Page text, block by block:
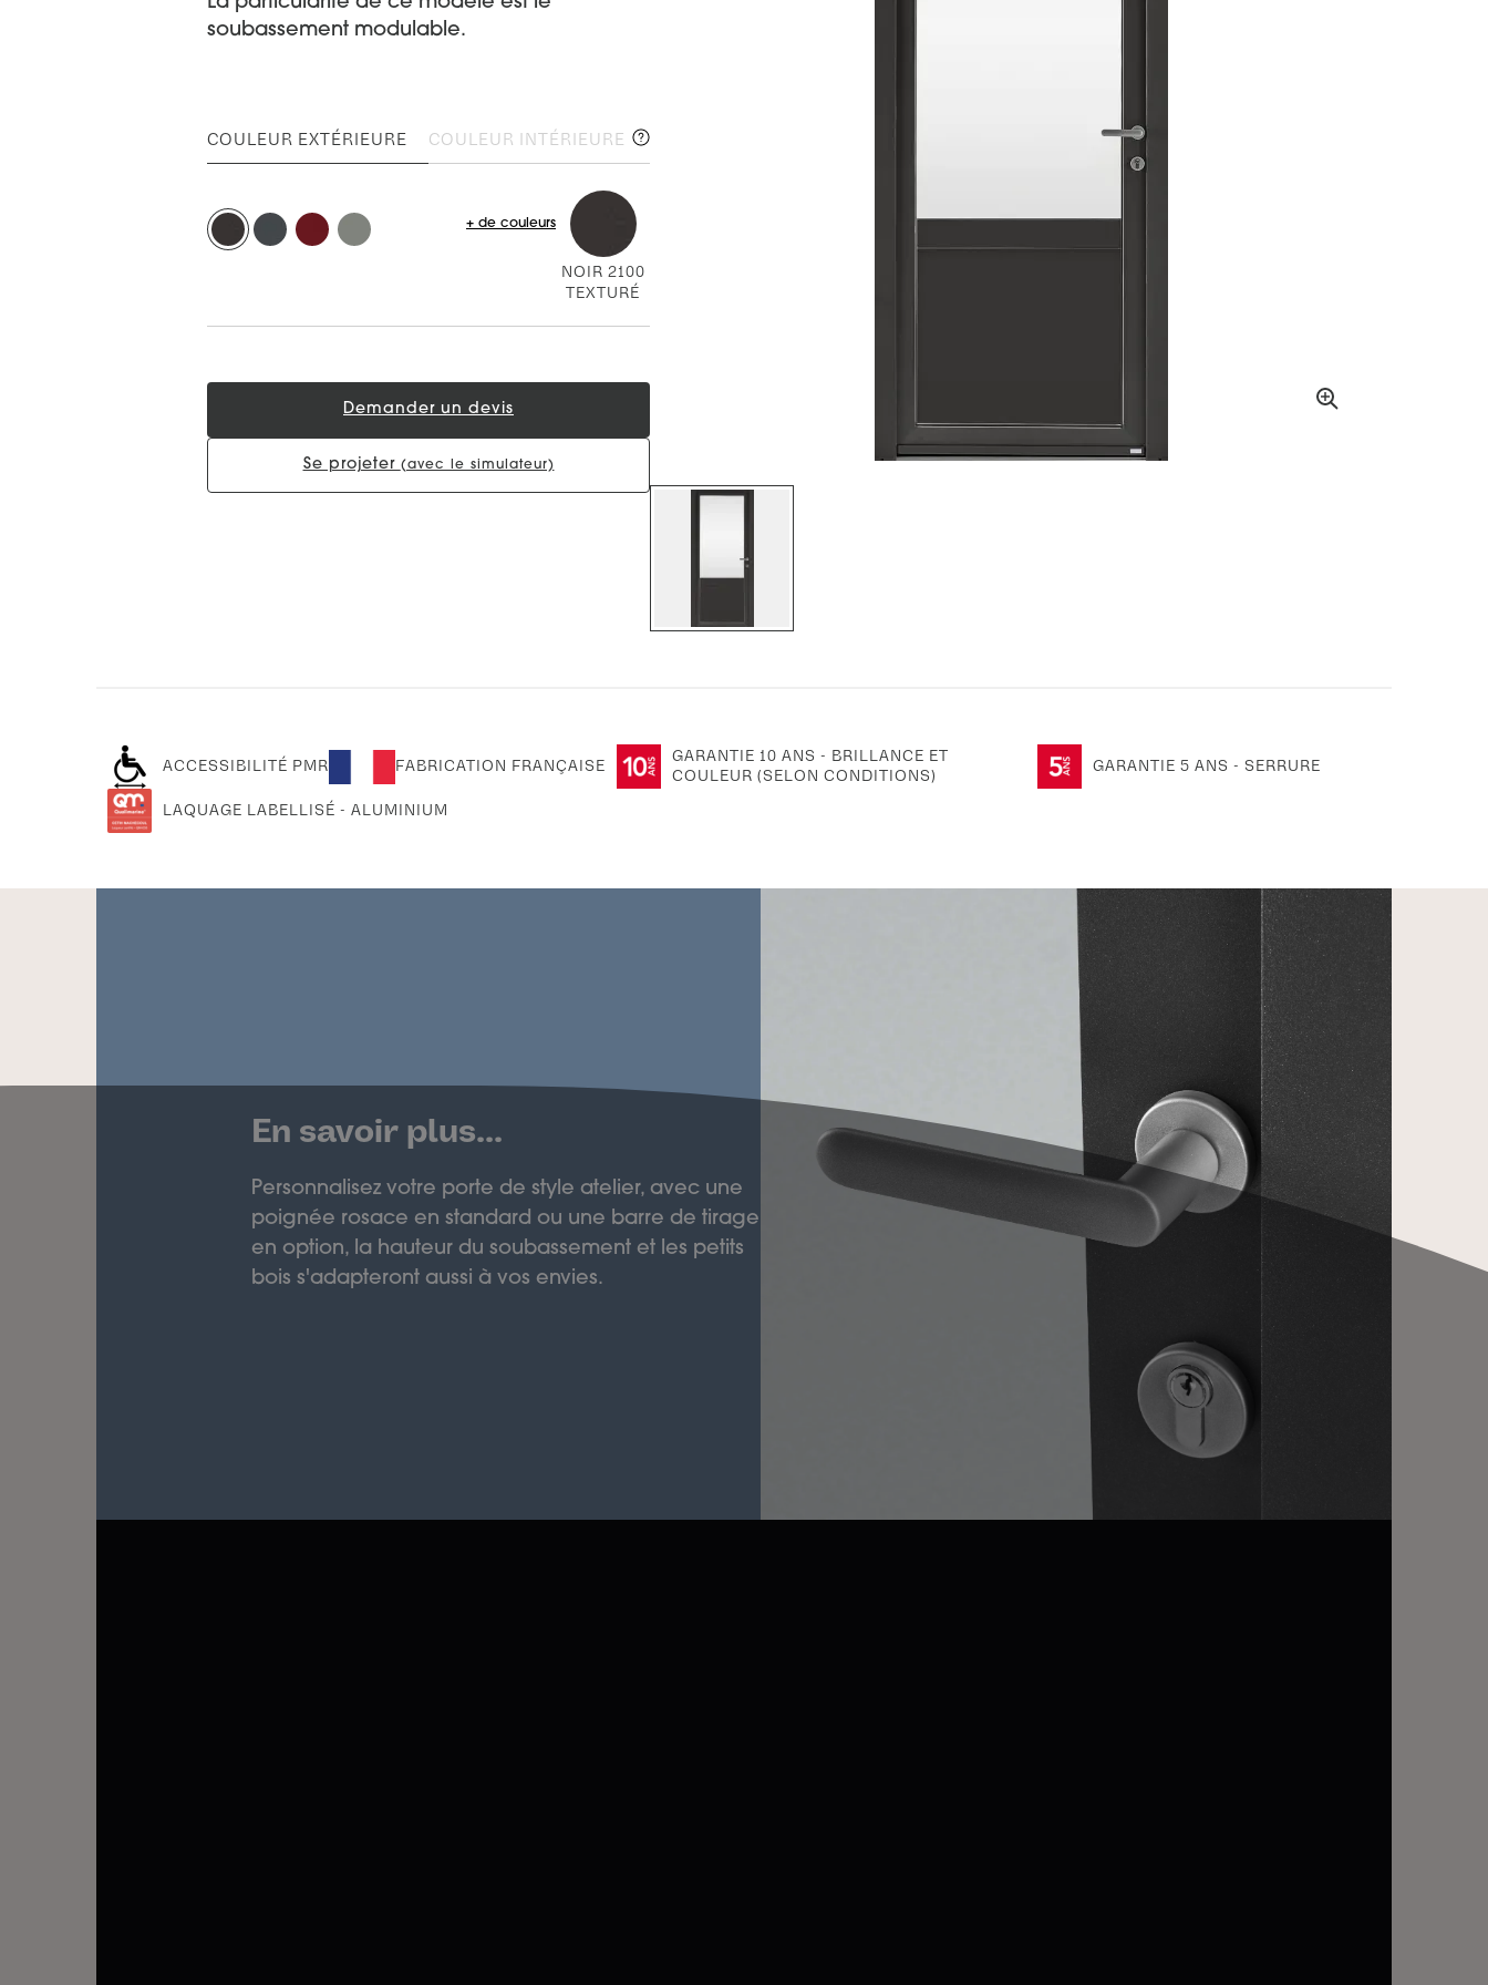
soubassement modulable.
COULEUR EXTÉRIEURE COULEUR INTÉRIEURE
NOIR 2100
TEXTURÉ
+ de couleurs
Demander un devis
Se projeter (avec le simulateur)
ACCESSIBILITÉ PMR FABRICATION FRANÇAISE
GARANTIE 10 ANS - BRILLANCE ET
COULEUR (SELON CONDITIONS)
GARANTIE 5 ANS - SERRURE
LAQUAGE LABELLISÉ - ALUMINIUM
En savoir plus...
Personnalisez votre porte de style atelier, avec une
poignée rosace en standard ou une barre de tirage
en option, la hauteur du soubassement et les petits
bois s'adapteront aussi à vos envies.